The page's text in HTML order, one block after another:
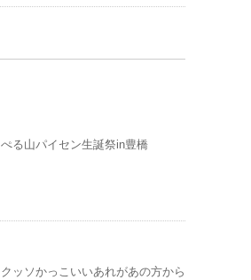
ぺる山パイセン生誕祭in豊橋
クッソかっこいいあれがあの方から